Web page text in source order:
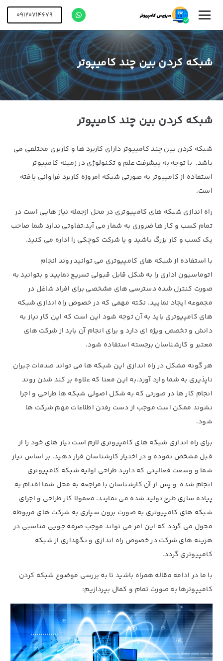
09120714679
شبکه کردن بین چند کامیپوتر
شبکه کردن بین چند کامیپوتر
شبکه کردن بین چند کامیپوتر دارای کاربرد ها و کاربری مختلفی می
باشد. با توجه به پیشرفت علم و تکنولوژی در زمینه کامپیوتر
استفاده از کامپیوتر به صورتی شبکه امروزه کاربرد فراوانی یافته
است.
راه اندازی شبکه های کامپیوتری در محل ازجمله نیاز هایی است در
تمام کسب و کار ها ضروری به شمار می آید.تفاوتی ندارد شما صاحب
یک کسب و کار بزرگ باشید و یا شرکت کوچکی را اداره می کنید.
با استفاده از شبکه های کامپیوتری می توانید روند انجام
اتوماسیون اداری را به شکل قابل قبولی تسریع نمایید و بتوانید به
صورت کنترل شده دسترسی های مشخصی برای افراد شاغل در
مجموعه ایجاد نمایید. نکته مهمی که در خصوص راه اندازی شبکه
های کامپیوتری باید به آن توجه شود این است که این کار نیاز به
دانش و تخصص ویژه ای دارد و برای انجام آن باید از شرکت های
معتبر و کارشناسان برجسته استفاده شود.
هر گونه مشکل در راه اندازی این شبکه ها می تواند صدمات جبران
ناپذیری به شما وارد آورد.به این معنا که علاوه بر کند شدن روند
انجام کار ها در صورتی که به شکل اصولی شبکه ها طراحی و اجرا
نشوند ممکن است موجب از دست رفتن اطلاعات مهم شرکت ها
شود.
برای راه اندازی شبکه های کامپیوتری لازم است نیاز های خود را از
قبل مشخص نموده و در اختیار کارشناسان قرار دهید. بر اساس نیاز
شما و وسعت فعالیتی که دارید طراحی اولیه شبکه کامپیوتری
انجام شده و پس از آن کارشناسان با مراجعه به محل شما اقدام به
پیاده سازی طرح تولید شده می نمایند. معمولا کار طراحی و اجرای
شبکه های کامپیوتری به صورت برون سپاری به شرکت های مربوطه
محول می گردد که این امر می تواند موجب صرفه جویی مناسبی در
هزینه های شرکت در خصوص راه اندازی و نگهداری از شبکه
کامپیوتری گردد.
با ما در ادامه مقاله همراه باشید تا به بررسی موضوع شبکه کردن
کامیپوترها به صورت تمام و کمال بپردازیم: